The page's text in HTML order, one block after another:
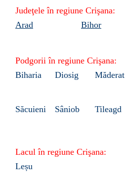
Judeţele în regiune Crişana:
Arad
Bihor
Podgorii în regiune Crişana:
Biharia
Diosig Măderat
Săcuieni Sâniob Tileagd
Lacul în regiune Crişana:
Leșu